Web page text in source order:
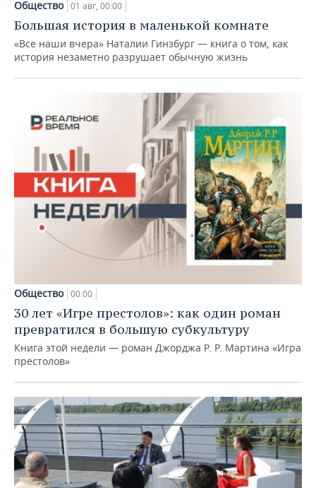
Общество 01 авг, 00:00
Большая история в маленькой комнате
«Все наши вчера» Наталии Гинзбург — книга о том, как
история незаметно разрушает обычную жизнь
Общество 00:00
30 лет «Игре престолов»: как один роман
превратился в большую субкультуру
Книга этой недели — роман Джорджа Р. Р. Мартина «Игра
престолов»